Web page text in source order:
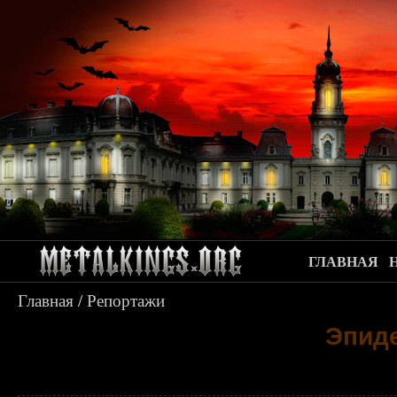
ГЛАВНАЯ
Главная /Репортажи